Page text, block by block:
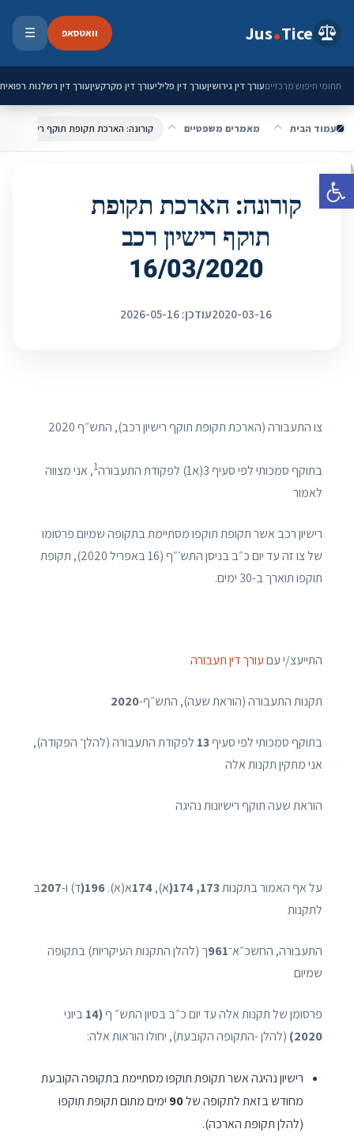
פתח סרגל נגישות
Jus Tice וואטסאפ ☰
תחומי חיפוש מרכזייםעורך דין גירושיןעורך דין פליליעורך דין מקרקעיןעורך דין רשלנות רפואית
עמוד הבית מאמרים משפטיים קורונה: הארכת תקופת תוקף רישיון רכב 16/03/2020
קורונה: הארכת תקופת
תוקף רישיון רכב
16/03/2020
2020-03-16עודכן: 2026-05-16
צו התעבורה (הארכת תקופת תוקף רישיון רכב), התש״ף 2020
בתוקף סמכותי לפי סעיף 3(א1) לפקודת התעבורה 1, אני מצווה
לאמור
רישיון רכב אשר תקופת תוקפו מסתיימת בתקופה שמיום פרסומו
של צו זה עד יום כ״ב בניסן התש׳״ף (16 באפריל 2020), תקופת
תוקפו תוארך ב-30 ימים.
התייעצ/י עםעורך דין תעבורה
תקנות התעבורה (הוראת שעה), התש״ף-2020
בתוקף סמכותי לפי סעיף13 לפקודת התעבורה (להלן־ הפקודה),
אני מתקין תקנות אלה
הוראת שעה תוקף רישיונות נהיגה
על אף האמור בתקנות173, 174( א),174א(א).196( ד) ו-207ב
לתקנות
התעבורה, החשכ״א־961ך (להלן התקנות העיקריות) בתקופה
שמיום
פרסומן של תקנות אלה עד יום כ״ב בסיון התש״ ף(14
ביוני
2020) (להלן -התקופה הקובעת), יחולו הוראות אלה:
רישיון נהיגה אשר תקופת תוקפו מסתיימת בתקופה הקובעת
מחודש בזאת לתקופה של90 ימים מתום תקופת תוקפו
(להלן תקופת הארכה).